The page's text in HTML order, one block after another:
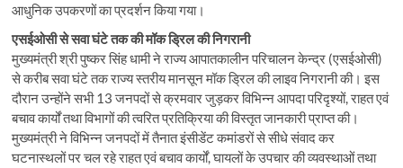
आधुनिक उपकरणों का प्रदर्शन किया गया।
एसईओसी से सवा घंटे तक की मॉक ड्रिल की निगरानी
मुख्यमंत्री श्री पुष्कर सिंह धामी ने राज्य आपातकालीन परिचालन केन्द्र (एसईओसी)
से करीब सवा घंटे तक राज्य स्तरीय मानसून मॉक ड्रिल की लाइव निगरानी की। इस
दौरान उन्होंने सभी 13 जनपदों से क्रमवार जुड़कर विभिन्न आपदा परिदृश्यों, राहत एवं
बचाव कार्यों तथा विभागों की त्वरित प्रतिक्रिया की विस्तृत जानकारी प्राप्त की।
मुख्यमंत्री ने विभिन्न जनपदों में तैनात इंसीडेंट कमांडरों से सीधे संवाद कर
घटनास्थलों पर चल रहे राहत एवं बचाव कार्यों, घायलों के उपचार की व्यवस्थाओं तथा